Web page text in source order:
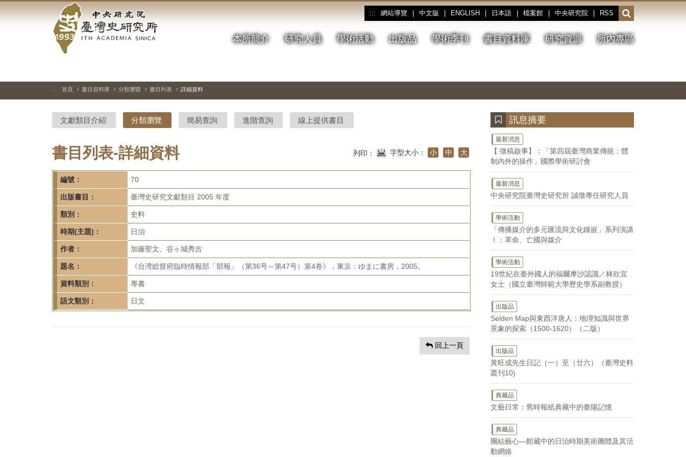
到
中
央
研
院-
臺
灣
史
研
究
所-
首
頁
::: 網站導覽 中文版 ENGLISH 日本語 檔案館 中央研究院 RSS
開
啟
或
收
本所簡介 研究人員 學術活動 出版品 學術季刊 書目資料庫 研究資源 所內專區
停、
圖
圖
結
::: 首頁 書目資料庫 分類瀏覽 書目列表 詳細資料
文獻類目介紹 分類瀏覽 簡易查詢 進階查詢 線上提供書目
書目列表-詳細資料 列印： 字型大小： 小 中 大
編號： 70
出版書目： 臺灣史研究文獻類目 2005 年度
類別： 史料
時期(主題)： 日治
作者： 加藤聖文、谷ヶ城秀吉
題名： 《台湾総督府臨時情報部「部報」（第36号～第47号）第4卷》，東京：ゆまに書房，2005。
資料類別： 專書
語文類別： 日文
回上一頁
訊息摘要
最新消息
【 徵稿啟事】：「第四屆臺灣商業傳統：體
制內外的操作」國際學術研討會
最新消息
中央研究院臺灣史研究所 誠徵專任研究人員
學術活動
「傳播媒介的多元匯流與文化鑲嵌」系列演講
Ⅰ：革命、亡國與媒介
學術活動
19世紀在臺外國人的福爾摩沙認識／林欣宜
女士（國立臺灣師範大學歷史學系副教授）
出版品
Selden Map與東西洋唐人：地理知識與世界
景象的探索（1500-1620）（二版）
出版品
黃旺成先生日記（一）至（廿六）（臺灣史料
叢刊10)
典藏品
文藝日常：舊時報紙典藏中的臺陽記憶
典藏品
團結藝心—館藏中的日治時期美術團體及其活
動網絡